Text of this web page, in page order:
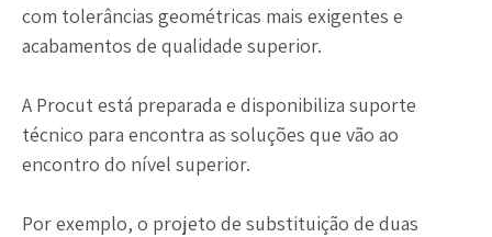
com tolerâncias geométricas mais exigentes e
acabamentos de qualidade superior.
A Procut está preparada e disponibiliza suporte
técnico para encontra as soluções que vão ao
encontro do nível superior.
Por exemplo, o projeto de substituição de duas